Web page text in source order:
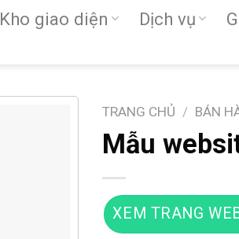
Kho giao diện Dịch vụ
TRANG CHỦ / BÁN
Mẫu
XEM TRANG